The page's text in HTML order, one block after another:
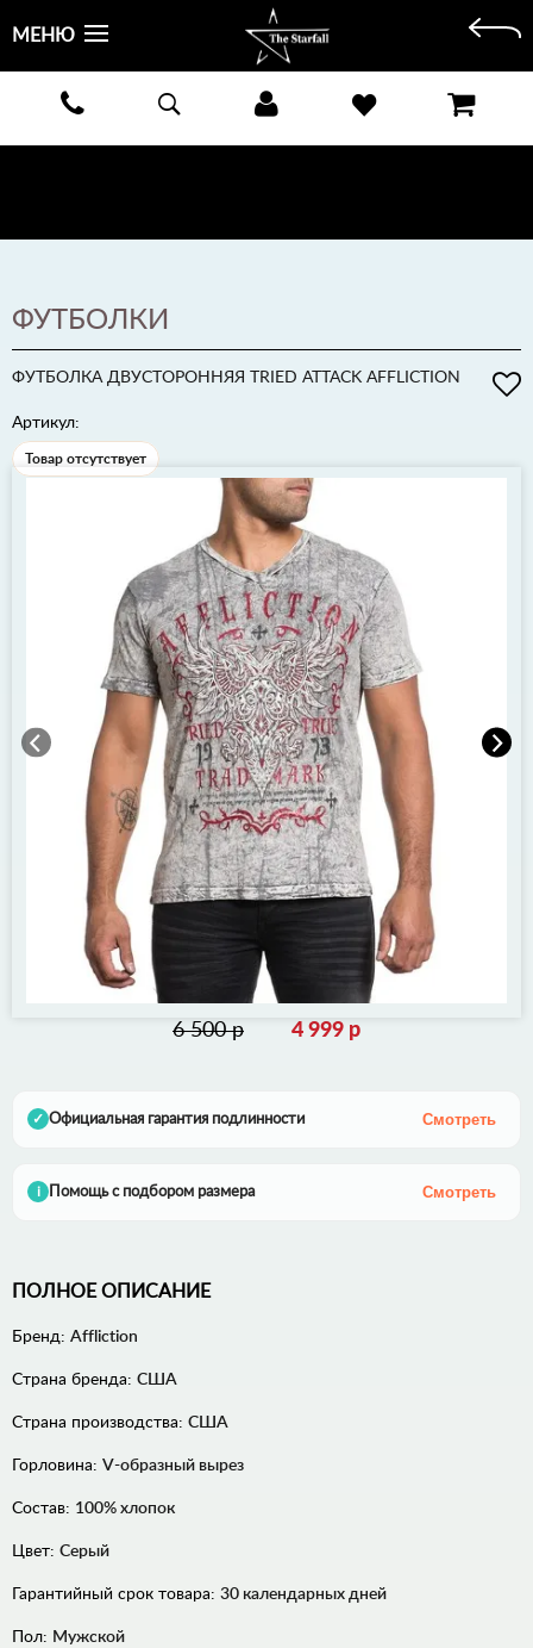
БЕСПЛАТНАЯ ДОСТАВКА КУРЬЕРОМ ИЛИ ПОЧТОЙ ПО ВСЕЙ РОССИИ! ОПЛАТА ПРИ ПОЛУЧЕНИИ
ПОДРОБНЕЕ >
МЕНЮ
ФУТБОЛКИ
ФУТБОЛКА ДВУСТОРОННЯЯ TRIED ATTACK AFFLICTION
Артикул:
Товар отсутствует
6 500 р 4 999 р
✓ Официальная гарантия подлинности Смотреть
i Помощь с подбором размера Смотреть
ПОЛНОЕ ОПИСАНИЕ
Бренд: Affliction
Страна бренда: США
Страна производства: США
Горловина: V-образный вырез
Состав: 100% хлопок
Цвет: Серый
Гарантийный срок товара: 30 календарных дней
Пол: Мужской